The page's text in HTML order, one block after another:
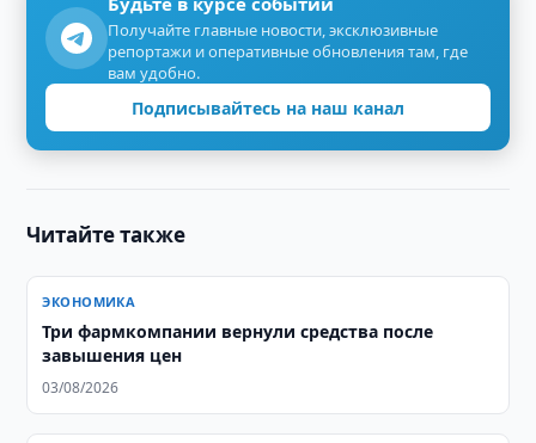
Получайте главные новости, эксклюзивные
репортажи и оперативные обновления там, где
вам удобно.
Подписывайтесь на наш канал
Читайте также
ЭКОНОМИКА
Три фармкомпании вернули средства после
завышения цен
03/08/2026